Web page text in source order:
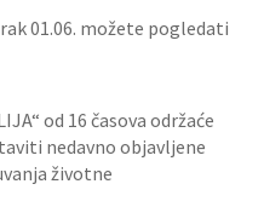
01.06. možete pogledati
od 16 časova održaće
nedavno objavljene
životne